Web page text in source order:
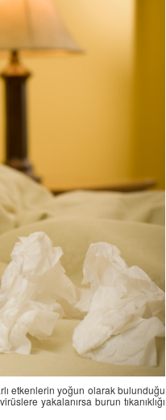
etkenlerin yoğun olarak bulunduğu
yakalanırsa burun tıkanıklığı